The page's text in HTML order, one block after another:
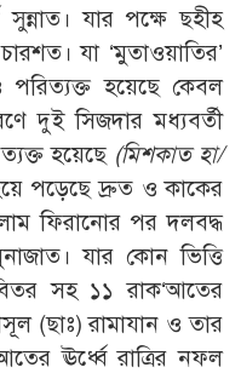
যার পক্ষে ছহীহ
যা ‘মুতাওয়াতির’
পরিত্যক্ত হয়েছে কেবল
দুই সিজদার মধ্যবর্তী
হয়েছে (মিশকাত হা/
পড়েছে দ্রুত ও কাকের
ফিরানোর পর দলবদ্ধ
যার কোন ভিত্তি
সহ ১১ রাক‘আতের
(ছাঃ) রামাযান ও তার
ঊর্ধ্বে রাত্রির নফল